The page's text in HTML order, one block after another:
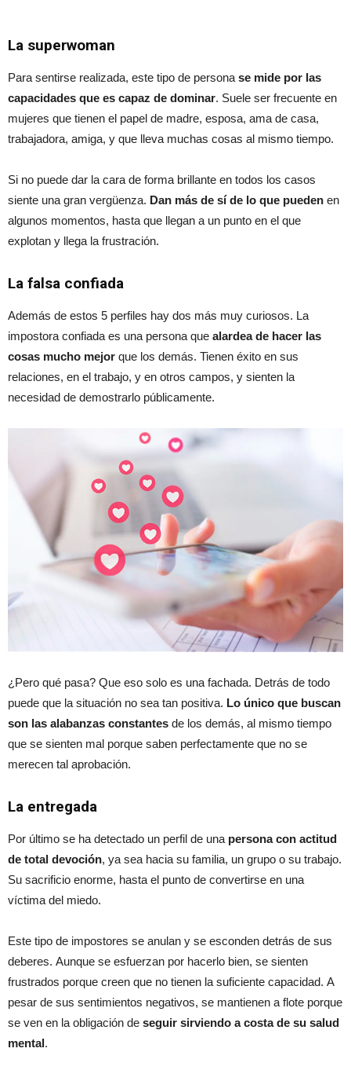
La superwoman
Para sentirse realizada, este tipo de persona se mide por las
capacidades que es capaz de dominar. Suele ser frecuente en
mujeres que tienen el papel de madre, esposa, ama de casa,
trabajadora, amiga, y que lleva muchas cosas al mismo tiempo.
Si no puede dar la cara de forma brillante en todos los casos
siente una gran vergüenza. Dan más de sí de lo que pueden en
algunos momentos, hasta que llegan a un punto en el que
explotan y llega la frustración.
La falsa confiada
Además de estos 5 perfiles hay dos más muy curiosos. La
impostora confiada es una persona que alardea de hacer las
cosas mucho mejor que los demás. Tienen éxito en sus
relaciones, en el trabajo, y en otros campos, y sienten la
necesidad de demostrarlo públicamente.
¿Pero qué pasa? Que eso solo es una fachada. Detrás de todo
puede que la situación no sea tan positiva. Lo único que buscan
son las alabanzas constantes de los demás, al mismo tiempo
que se sienten mal porque saben perfectamente que no se
merecen tal aprobación.
La entregada
Por último se ha detectado un perfil de una persona con actitud
de total devoción, ya sea hacia su familia, un grupo o su trabajo.
Su sacrificio enorme, hasta el punto de convertirse en una
víctima del miedo.
Este tipo de impostores se anulan y se esconden detrás de sus
deberes. Aunque se esfuerzan por hacerlo bien, se sienten
frustrados porque creen que no tienen la suficiente capacidad. A
pesar de sus sentimientos negativos, se mantienen a flote porque
se ven en la obligación de seguir sirviendo a costa de su salud
mental.